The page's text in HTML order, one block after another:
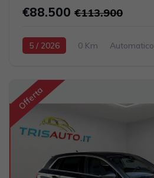
€88.500 €113.900
5 / 2026 0 Km
Automatico
2967cc 286CV / 210KW
Offerta